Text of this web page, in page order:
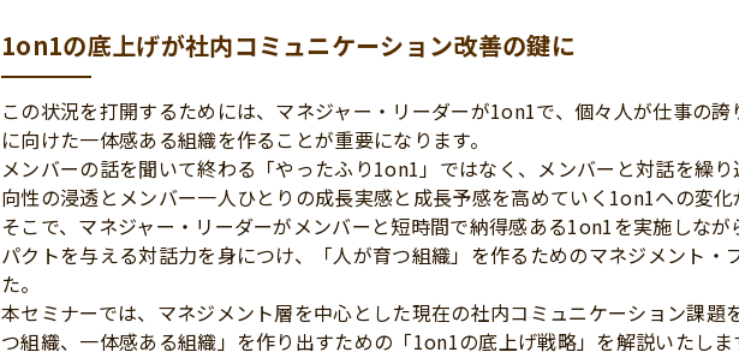
1on1の底上げが社内コミュニケーション改善の鍵に
この状況を打開するためには、マネジャー・リーダーが1on1で、個々人が仕事の
に向けた一体感ある組織を作ることが重要になります。
メンバーの話を聞いて終わる「やったふり1on1」ではなく、メンバーと対話を繰
向性の浸透とメンバー一人ひとりの成長実感と成長予感を高めていく1on1への変化
そこで、マネジャー・リーダーがメンバーと短時間で納得感ある1on1を実施しな
パクトを与える対話力を身につけ、「人が育つ組織」を作るためのマネジメント・
た。
本セミナーでは、マネジメント層を中心とした現在の社内コミュニケーション課題
つ組織、一体感ある組織」を作り出すための「1on1の底上げ戦略」を解説いたしま